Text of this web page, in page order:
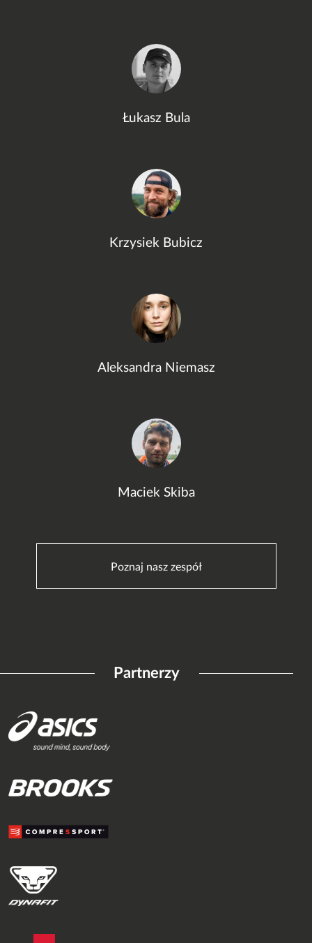
Łukasz Bula
Krzysiek Bubicz
Aleksandra Niemasz
Maciek Skiba
Poznaj nasz zespół
Partnerzy